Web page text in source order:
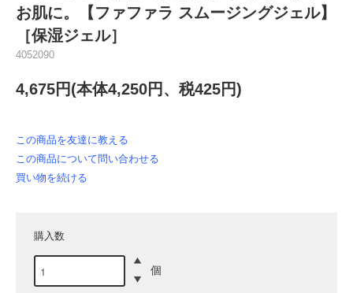
お肌に。【ファファラ スムージングジェル】
［保湿ジェル］
4052090
4,675円(本体4,250円、税425円)
この商品を友達に教える
この商品について問い合わせる
買い物を続ける
購入数
個